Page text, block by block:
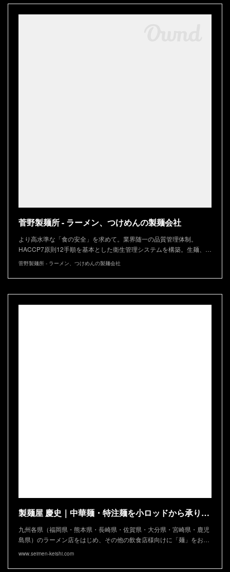
菅野製麺所 - ラーメン、つけめんの製麺会社
より高水準な「食の安全」を求めて。業界随一の品質管理体制。
HACCP7原則12手順を基本とした衛生管理システムを構築。生麺、…
菅野製麺所 - ラーメン、つけめんの製麺会社
製麺屋 慶史｜中華麺・特注麺を小ロッドから承ります
九州各県（福岡県・熊本県・長崎県・佐賀県・大分県・宮崎県・鹿児
島県）のラーメン店をはじめ、その他の飲食店様向けに「麺」をお…
www.seimen-keishi.com